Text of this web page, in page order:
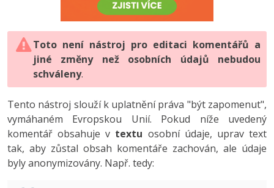
HTML5, CSS3, Bootstrap, SEO
SQL a databáze
Testování a verzování
UML a návrhové vzory
React
Spring
PHP
JavaScript
Python
HTML / CSS
UML a návrhové vzory
MySQL/MariaDB
Vývojář mobilních aplikací
C# Game developer
Tester
Systémový administrátor
-80%
JavaScript -80%
PHP -80%
Swift -80%
Kotlin -80%
Digitální gramotnost
Marketing
WordPress
SEO
UX
Business
Photoshop -80%
Adobe Illustrator -80%
Adobe Lightroom
Adobe XD
Adobe InDesign -25%
Adobe After Effects
Toto není nástroj pro editaci komentářů a
jiné změny než osobních údajů nebudou
schváleny.
Tento nástroj slouží k uplatnění práva "být zapomenut",
vymáhaném Evropskou Unií. Pokud níže uvedený
komentář obsahuje v textu osobní údaje, uprav text
tak, aby zůstal obsah komentáře zachován, ale údaje
byly anonymizovány. Např. tedy: